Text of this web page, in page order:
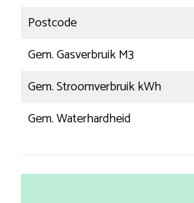
Postcode
Gem. Gasverbruik M3
Gem. Stroomverbruik kWh
Gem. Waterhardheid